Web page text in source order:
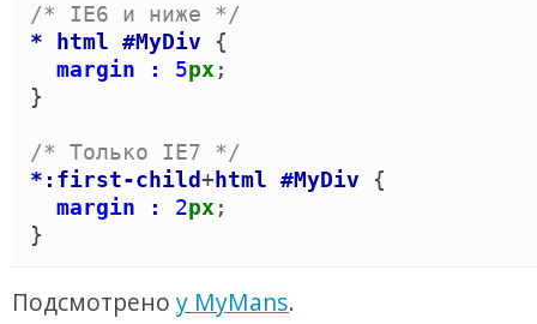
/* IE6 и ниже */
*
html #MyDiv
{
margin :
5px
}
/* Только IE7 */
* :first-child+ html #MyDiv
{
margin :
2px
}
Подсмотрено у MyMans.